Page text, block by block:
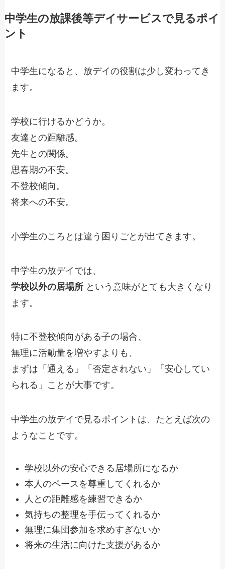
中学生の放課後等デイサービスで見るポイ
ント
中学生になると、放デイの役割は少し変わってき
ます。
学校に行けるかどうか。
友達との距離感。
先生との関係。
思春期の不安。
不登校傾向。
将来への不安。
小学生のころとは違う困りごとが出てきます。
中学生の放デイでは、
学校以外の居場所 という意味がとても大きくなり
ます。
特に不登校傾向がある子の場合、
無理に活動量を増やすよりも、
まずは「通える」「否定されない」「安心してい
られる」ことが大事です。
中学生の放デイで見るポイントは、たとえば次の
ようなことです。
学校以外の安心できる居場所になるか
本人のペースを尊重してくれるか
人との距離感を練習できるか
気持ちの整理を手伝ってくれるか
無理に集団参加を求めすぎないか
将来の生活に向けた支援があるか